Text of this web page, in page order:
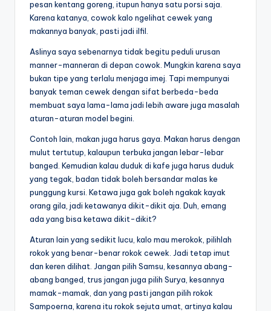
pesan kentang goreng, itupun hanya satu porsi saja.
Karena katanya, cowok kalo ngelihat cewek yang
makannya banyak, pasti jadi ilfil.
Aslinya saya sebenarnya tidak begitu peduli urusan
manner-manneran di depan cowok. Mungkin karena saya
bukan tipe yang terlalu menjaga imej. Tapi mempunyai
banyak teman cewek dengan sifat berbeda-beda
membuat saya lama-lama jadi lebih aware juga masalah
aturan-aturan model begini.
Contoh lain, makan juga harus gaya. Makan harus dengan
mulut tertutup, kalaupun terbuka jangan lebar-lebar
banged. Kemudian kalau duduk di kafe juga harus duduk
yang tegak, badan tidak boleh bersandar malas ke
punggung kursi. Ketawa juga gak boleh ngakak kayak
orang gila, jadi ketawanya dikit-dikit aja. Duh, emang
ada yang bisa ketawa dikit-dikit?
Aturan lain yang sedikit lucu, kalo mau merokok, pilihlah
rokok yang benar-benar rokok cewek. Jadi tetap imut
dan keren dilihat. Jangan pilih Samsu, kesannya abang-
abang banged, trus jangan juga pilih Surya, kesannya
mamak-mamak, dan yang pasti jangan pilih rokok
Sampoerna, karena itu rokok sejuta umat, artinya kalau